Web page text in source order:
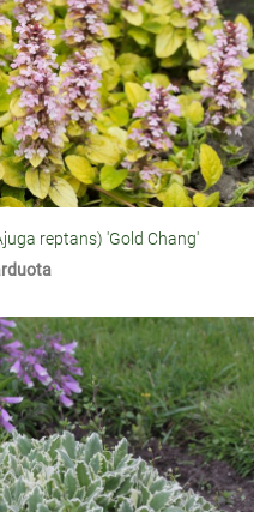
reptans) 'Gold Chang'